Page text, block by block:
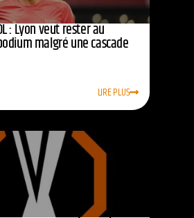
: Lyon veut rester au
malgré une cascade
LIRE PLUS